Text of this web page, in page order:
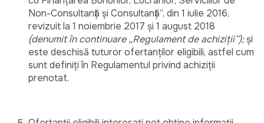
Non-Consultanță și Consultanță”, din 1 iulie 2016,
revizuit la 1 noiembrie 2017 și 1 august 2018
(denumit în continuare „Regulament de achiziții”);și
este deschisă tuturor ofertanților eligibili, astfel cum
sunt definiți în Regulamentul privind achiziții
prenotat.